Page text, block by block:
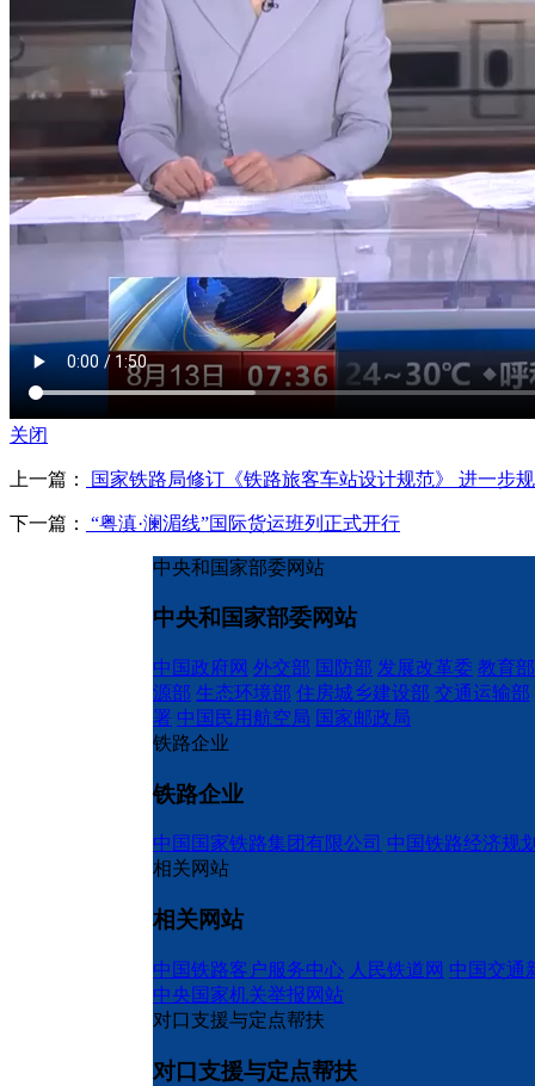
关闭
上一篇： 国家铁路局修订《铁路旅客车站设计规范》 进一步
下一篇： “粤滇·澜湄线”国际货运班列正式开行
中央和国家部委网站
中央和国家部委网站
中国政府网 外交部 国防部 发展改革委 教育部
源部 生态环境部 住房城乡建设部 交通运输部
署 中国民用航空局 国家邮政局
铁路企业
铁路企业
中国国家铁路集团有限公司 中国铁路经济规
相关网站
相关网站
中国铁路客户服务中心 人民铁道网 中国交通
中央国家机关举报网站
对口支援与定点帮扶
对口支援与定点帮扶